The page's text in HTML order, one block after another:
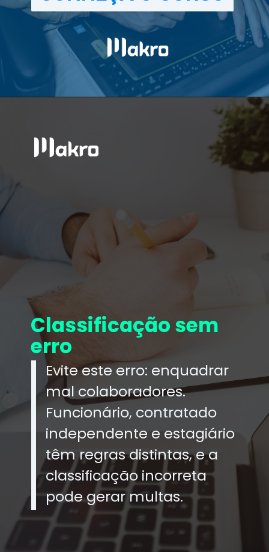
Classificação sem
erro
Evite este erro: enquadrar
mal colaboradores.
Funcionário, contratado
independente e estagiário
têm regras distintas, e a
classificação incorreta
pode gerar multas.